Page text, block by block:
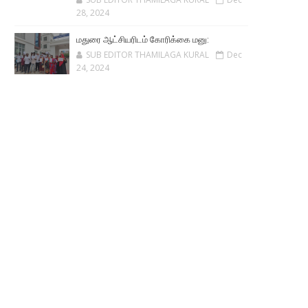
28, 2024
மதுரை ஆட்சியரிடம் கோரிக்கை மனு:
SUB EDITOR THAMILAGA KURAL
Dec
24, 2024